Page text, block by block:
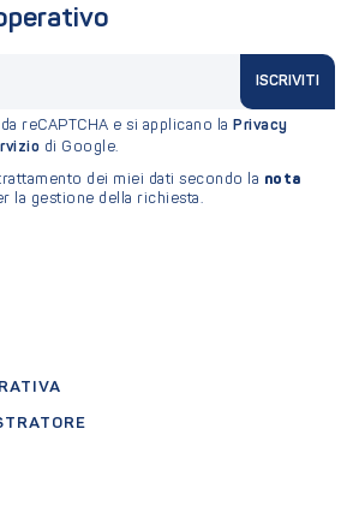
ISCRIVITI
reCAPTCHA e si applicano la Privacy
di Google.
dei miei dati secondo la nota
la gestione della richiesta.